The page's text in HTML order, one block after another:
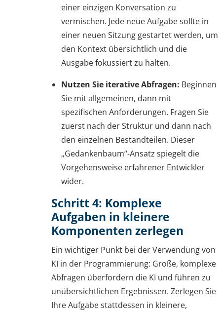
einer einzigen Konversation zu
vermischen. Jede neue Aufgabe sollte in
einer neuen Sitzung gestartet werden, um
den Kontext übersichtlich und die
Ausgabe fokussiert zu halten.
Nutzen Sie iterative Abfragen: Beginnen
Sie mit allgemeinen, dann mit
spezifischen Anforderungen. Fragen Sie
zuerst nach der Struktur und dann nach
den einzelnen Bestandteilen. Dieser
„Gedankenbaum“-Ansatz spiegelt die
Vorgehensweise erfahrener Entwickler
wider.
Schritt 4: Komplexe
Aufgaben in kleinere
Komponenten zerlegen
Ein wichtiger Punkt bei der Verwendung von
KI in der Programmierung: Große, komplexe
Abfragen überfordern die KI und führen zu
unübersichtlichen Ergebnissen. Zerlegen Sie
Ihre Aufgabe stattdessen in kleinere,